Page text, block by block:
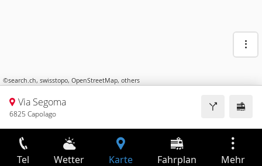
©search.ch, swisstopo, OpenStreetMap, others
Via Segoma
6825 Capolago
Tel Wetter Karte Fahrplan Mehr